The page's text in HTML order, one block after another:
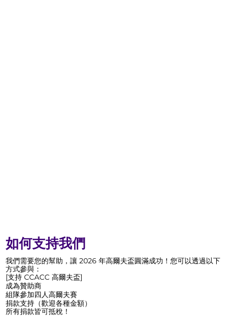
如何支持我們
我們需要您的幫助，讓 2026 年高爾夫盃圓滿成功！您可以透過以下
方式參與：
[支持 CCACC 高爾夫盃]
成為贊助商
組隊參加四人高爾夫賽
捐款支持（歡迎各種金額）
所有捐款皆可抵稅！